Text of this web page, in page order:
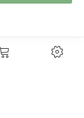
reserved. P. IVA